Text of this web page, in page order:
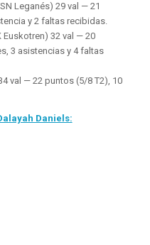
Leganés) 29 val — 21
y 2 faltas recibidas.
Euskotren) 32 val — 20
3 asistencias y 4 faltas
val — 22 puntos (5/8 T2), 10
Daniels: